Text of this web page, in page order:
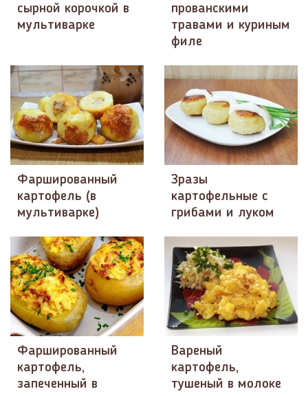
сырной корочкой в
мультиварке
прованскими
травами и куриным
филе
Фаршированный
картофель (в
мультиварке)
Зразы
картофельные с
грибами и луком
Фаршированный
картофель,
запеченный в
Вареный
картофель,
тушеный в молоке